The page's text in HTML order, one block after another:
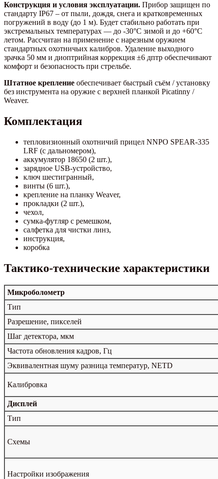
Конструкция и условия эксплуатации. Прибор защищен по
стандарту IP67 – от пыли, дождя, снега и кратковременных
погружений в воду (до 1 м). Будет стабильно работать при
экстремальных температурах — до -30°C зимой и до +60°С
летом. Рассчитан на применение с нарезным оружием
стандартных охотничьих калибров. Удаление выходного
зрачка 50 мм и диоптрийная коррекция ±6 дптр обеспечивают
комфорт и безопасность при стрельбе.
Штатное крепление обеспечивает быстрый съём / установку
без инструмента на оружие с верхней планкой Picatinny /
Weaver.
Комплектация
тепловизионный охотничий прицел NNPO SPEAR-335
LRF (с дальномером),
аккумулятор 18650 (2 шт.),
зарядное USB-устройство,
ключ шестигранный,
винты (6 шт.),
крепление на планку Weaver,
прокладки (2 шт.),
чехол,
сумка-футляр с ремешком,
салфетка для чистки линз,
инструкция,
коробка
Тактико-технические характеристики
Микроболометр
Тип
Разрешение, пикселей
Шаг детектора, мкм
Частота обновления кадров, Гц
Эквивалентная шуму разница температур, NETD
Калибровка
Дисплей
Тип
Схемы
Настройки изображения